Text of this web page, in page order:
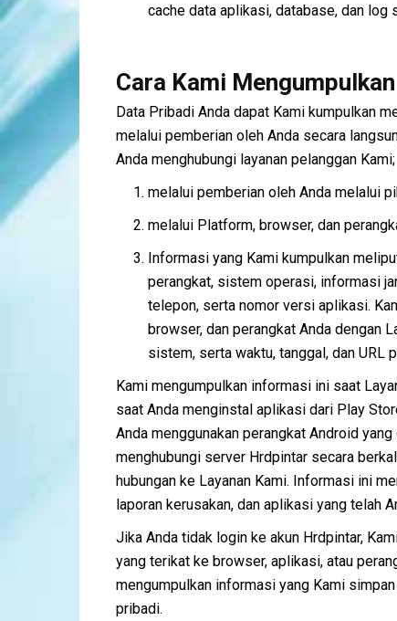
cache data aplikasi, database, dan log
Cara Kami
Data Pribadi Anda dapat Kami kumpulkan
melalui pemberian oleh Anda secara
Anda menghubungi layanan pelanggan Kami;
melalui pemberian oleh Anda melalui
melalui Platform, browser, dan
Informasi yang Kami kumpulkan
perangkat, sistem operasi, informasi
telepon, serta nomor versi aplikasi.
browser, dan perangkat Anda dengan
sistem, serta waktu, tanggal, dan URL
Kami mengumpulkan informasi ini saat
saat Anda menginstal aplikasi dari Play
Anda menggunakan perangkat Android
menghubungi server Hrdpintar secara
hubungan ke Layanan Kami. Informasi ini
laporan kerusakan, dan aplikasi yang telah
Jika Anda tidak login ke akun Hrdpintar,
yang terikat ke browser, aplikasi, atau
mengumpulkan informasi yang Kami
pribadi.